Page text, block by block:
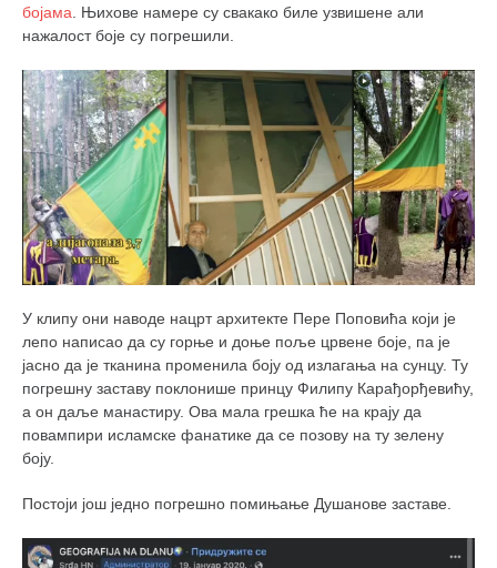
бојама. Њихове намере су свакако биле узвишене али
нажалост боје су погрешили.
У клипу они наводе нацрт архитекте Пере Поповића који је
лепо написао да су горње и доње поље црвене боје, па је
јасно да је тканина променила боју од излагања на сунцу. Ту
погрешну заставу поклонише принцу Филипу Карађорђевићу,
а он даље манастиру. Ова мала грешка ће на крају да
повампири исламске фанатике да се позову на ту зелену
боју.
Постоји још једно погрешно помињање Душанове заставе.